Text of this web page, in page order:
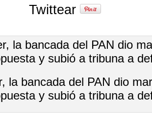
Twittear
la bancada del PAN dio
y subió a tribuna a